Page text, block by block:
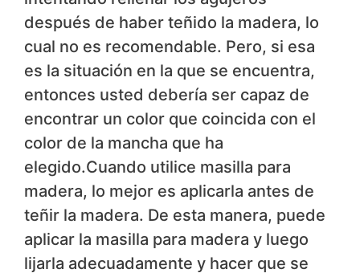
después de haber teñido la madera, lo
cual no es recomendable. Pero, si esa
es la situación en la que se encuentra,
entonces usted debería ser capaz de
encontrar un color que coincida con el
color de la mancha que ha
elegido.Cuando utilice masilla para
madera, lo mejor es aplicarla antes de
teñir la madera. De esta manera, puede
aplicar la masilla para madera y luego
lijarla adecuadamente y hacer que se